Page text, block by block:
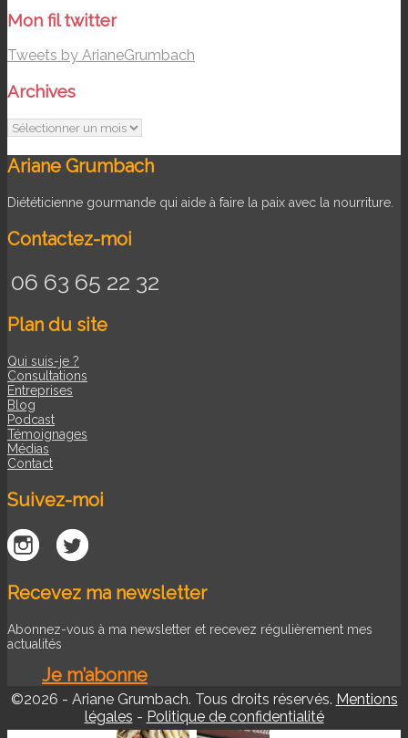
Mon fil twitter
Tweets by ArianeGrumbach
Archives
Archives
Ariane Grumbach
Diététicienne gourmande qui aide à faire la paix avec la nourriture.
Contactez-moi
06 63 65 22 32
Plan du site
Qui suis-je ?
Consultations
Entreprises
Blog
Podcast
Témoignages
Médias
Contact
Suivez-moi
Recevez ma newsletter
Abonnez-vous à ma newsletter et recevez régulièrement mes
actualités
Je m’abonne
©2026 - Ariane Grumbach. Tous droits réservés. Mentions
légales - Politique de confidentialité